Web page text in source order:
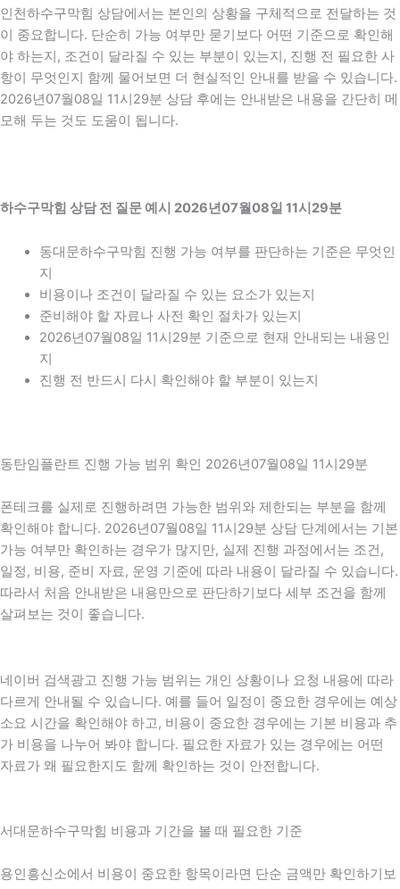
인천하수구막힘 상담에서는 본인의 상황을 구체적으로 전달하는 것
이 중요합니다. 단순히 가능 여부만 묻기보다 어떤 기준으로 확인해
야 하는지, 조건이 달라질 수 있는 부분이 있는지, 진행 전 필요한 사
항이 무엇인지 함께 물어보면 더 현실적인 안내를 받을 수 있습니다.
2026년07월08일 11시29분 상담 후에는 안내받은 내용을 간단히 메
모해 두는 것도 도움이 됩니다.
하수구막힘 상담 전 질문 예시 2026년07월08일 11시29분
동대문하수구막힘 진행 가능 여부를 판단하는 기준은 무엇인
지
비용이나 조건이 달라질 수 있는 요소가 있는지
준비해야 할 자료나 사전 확인 절차가 있는지
2026년07월08일 11시29분 기준으로 현재 안내되는 내용인
지
진행 전 반드시 다시 확인해야 할 부분이 있는지
동탄임플란트 진행 가능 범위 확인 2026년07월08일 11시29분
폰테크를 실제로 진행하려면 가능한 범위와 제한되는 부분을 함께
확인해야 합니다. 2026년07월08일 11시29분 상담 단계에서는 기본
가능 여부만 확인하는 경우가 많지만, 실제 진행 과정에서는 조건,
일정, 비용, 준비 자료, 운영 기준에 따라 내용이 달라질 수 있습니다.
따라서 처음 안내받은 내용만으로 판단하기보다 세부 조건을 함께
살펴보는 것이 좋습니다.
네이버 검색광고 진행 가능 범위는 개인 상황이나 요청 내용에 따라
다르게 안내될 수 있습니다. 예를 들어 일정이 중요한 경우에는 예상
소요 시간을 확인해야 하고, 비용이 중요한 경우에는 기본 비용과 추
가 비용을 나누어 봐야 합니다. 필요한 자료가 있는 경우에는 어떤
자료가 왜 필요한지도 함께 확인하는 것이 안전합니다.
서대문하수구막힘 비용과 기간을 볼 때 필요한 기준
용인흥신소에서 비용이 중요한 항목이라면 단순 금액만 확인하기보